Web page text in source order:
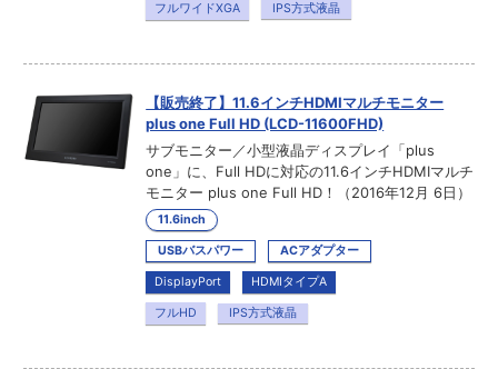
フルワイドXGA IPS方式液晶
【販売終了】11.6インチHDMIマルチモニター
plus one Full HD (LCD-11600FHD)
サブモニター／小型液晶ディスプレイ「plus
one」に、Full HDに対応の11.6インチHDMIマルチ
モニター plus one Full HD！（2016年12月 6日）
11.6inch
USBバスパワー ACアダプター
DisplayPort HDMIタイプA
フルHD IPS方式液晶